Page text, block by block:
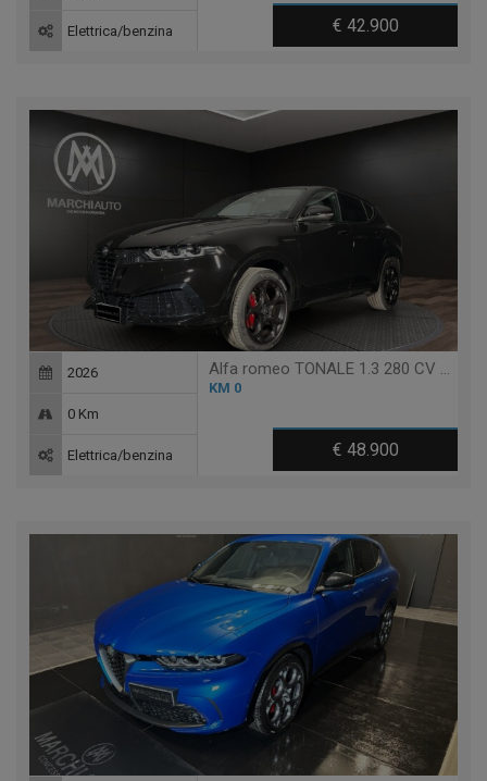
€ 42.900
Elettrica/benzina
Alfa romeo TONALE 1.3 280 CV PHEV AT6 Q4 VELOCE NEW
KM 0
€ 48.900
2026
0 Km
Elettrica/benzina